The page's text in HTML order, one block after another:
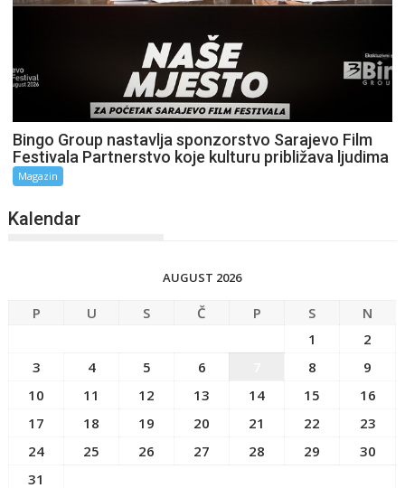
Bingo Group nastavlja sponzorstvo Sarajevo Film
Festivala Partnerstvo koje kulturu približava ljudima
Magazin
Kalendar
AUGUST 2026
P U S Č P S
N
1
2
3
4 5 6 8
9
10
11 12 13 14 15
16
17
18 19 20 21 22
23
24
25 26 27 28 29
30
31